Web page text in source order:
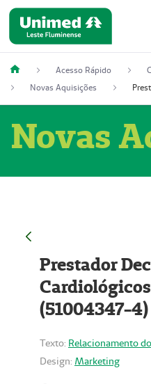
Acesso Rápido
Novas Aquisições
Novas
Prestador
(51004347-4)
Texto: Relacionamento
Design: Marketing